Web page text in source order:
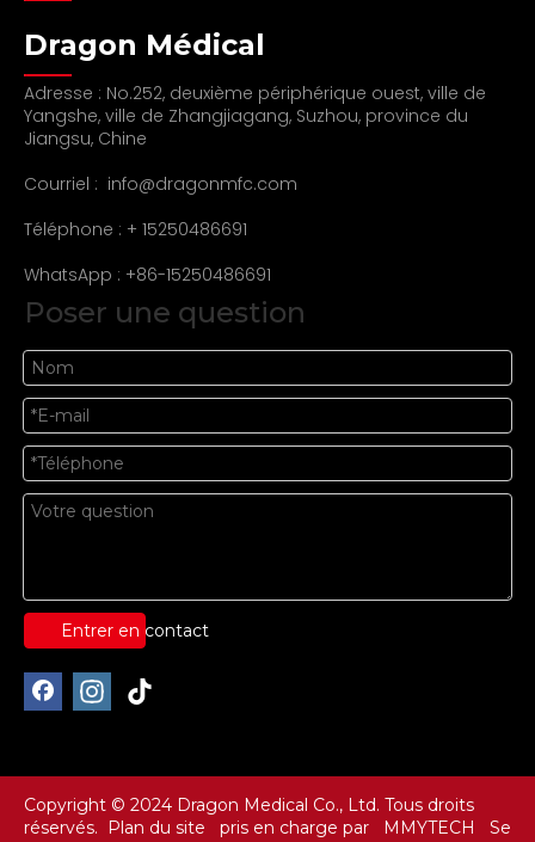
Dragon Médical
Adresse : No.252, deuxième périphérique ouest, ville de
Yangshe, ville de Zhangjiagang, Suzhou, province du
Jiangsu, Chine
Courriel : info@dragonmfc.com
Téléphone : + 15250486691
WhatsApp : +86-15250486691
Poser une question
Entrer en contact
Copyright © 2024 Dragon Medical Co., Ltd. Tous droits
réservés.
Plan du site pris en charge par MMYTECH
Se